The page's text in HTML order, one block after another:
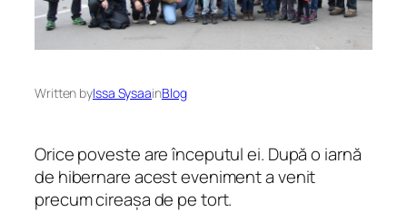
Written byIssa SysaainBlog
Orice poveste are începutul ei. După o iarnă
de hibernare acest eveniment a venit
precum cireașa de pe tort.